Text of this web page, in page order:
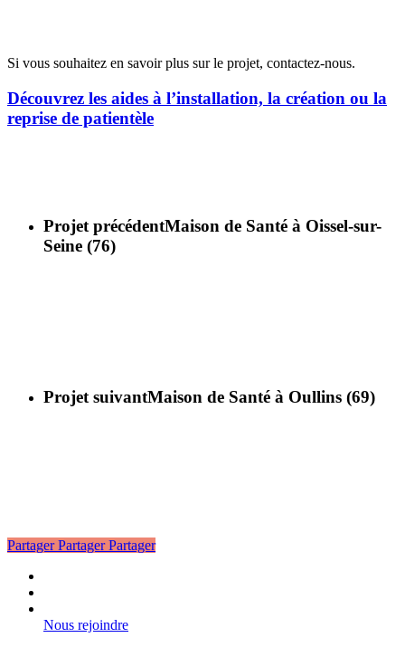
Si vous souhaitez en savoir plus sur le projet, contactez-nous.
Découvrez les aides à l’installation, la création ou la
reprise de patientèle
Projet précédentMaison de Santé à Oissel-sur-
Seine (76)
Projet suivantMaison de Santé à Oullins (69)
Partager Partager Partager
Nous rejoindre